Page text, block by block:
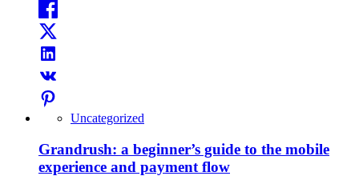
Uncategorized
Grandrush: a beginner’s guide to the mobile
experience and payment flow